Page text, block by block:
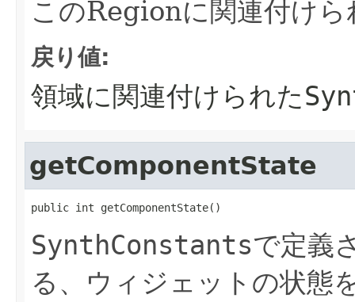
このRegionに関連付け
戻り値:
領域に関連付けられた
getComponentState
public int getComponentState()
SynthConstantsで定義
る、ウィジェットの状態